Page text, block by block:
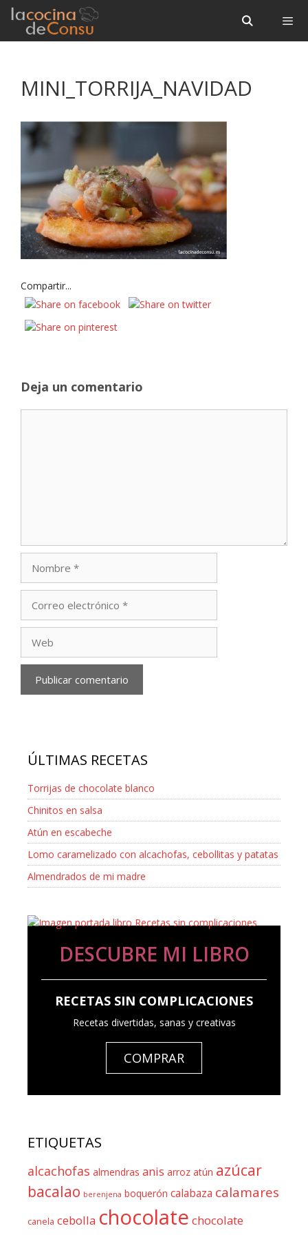
Saltar
contenido
Saltar
contenido
MINI_TORRIJA_NAVIDAD
Compartir...
Deja un comentario
electrónico
ÚLTIMAS RECETAS
Torrijas de chocolate blanco
Chinitos en salsa
Atún en escabeche
Lomo caramelizado con alcachofas, cebollitas y patatas
Almendrados de mi madre
DESCUBRE MI LIBRO
RECETAS SIN COMPLICACIONES
Recetas divertidas, sanas y creativas
COMPRAR
ETIQUETAS
alcachofas almendras anis arroz atún azúcar
bacalao berenjena boquerón calabaza calamares
canela cebolla chocolate chocolate